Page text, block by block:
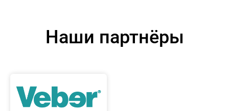
Наши партнёры